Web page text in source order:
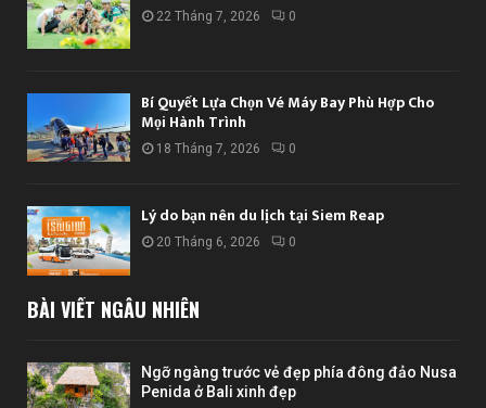
22 Tháng 7, 2026 0
Bí Quyết Lựa Chọn Vé Máy Bay Phù Hợp Cho
Mọi Hành Trình
18 Tháng 7, 2026 0
Lý do bạn nên du lịch tại Siem Reap
20 Tháng 6, 2026 0
BÀI VIẾT NGẪU NHIÊN
Ngỡ ngàng trước vẻ đẹp phía đông đảo Nusa
Penida ở Bali xinh đẹp